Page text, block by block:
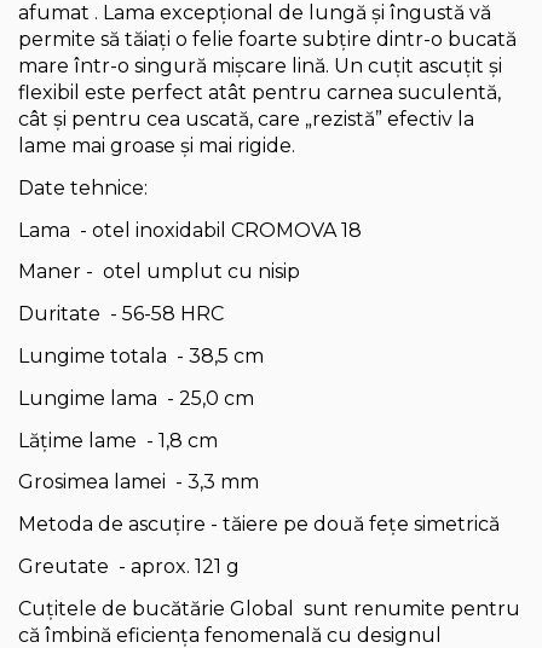
afumat . Lama excepțional de lungă și îngustă vă
permite să tăiați o felie foarte subțire dintr-o bucată
mare într-o singură mișcare lină. Un cuțit ascuțit și
flexibil este perfect atât pentru carnea suculentă,
cât și pentru cea uscată, care „rezistă” efectiv la
lame mai groase și mai rigide.
Date tehnice:
Lama - otel inoxidabil CROMOVA 18
Maner - otel umplut cu nisip
Duritate - 56-58 HRC
Lungime totala - 38,5 cm
Lungime lama - 25,0 cm
Lățime lame - 1,8 cm
Grosimea lamei - 3,3 mm
Metoda de ascuțire - tăiere pe două fețe simetrică
Greutate - aprox. 121 g
Cuțitele de bucătărie Global sunt renumite pentru
că îmbină eficiența fenomenală cu designul